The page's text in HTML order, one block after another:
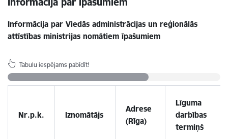
Informācija par Viedās administrācijas un reģionālās
attīstības ministrijas nomātiem īpašumiem
Tabulu iespējams pabīdīt!
Nr.p.k. Iznomātājs
Adrese
(Rīga)
Līguma
darbības
termiņš